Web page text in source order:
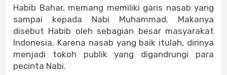
Habib Bahar, memang memiliki garis nasab yang
sampai kepada Nabi Muhammad. Makanya
disebut Habib oleh sebagian besar masyarakat
Indonesia. Karena nasab yang baik itulah, dirinya
menjadi tokoh publik yang digandrungi para
pecinta Nabi.